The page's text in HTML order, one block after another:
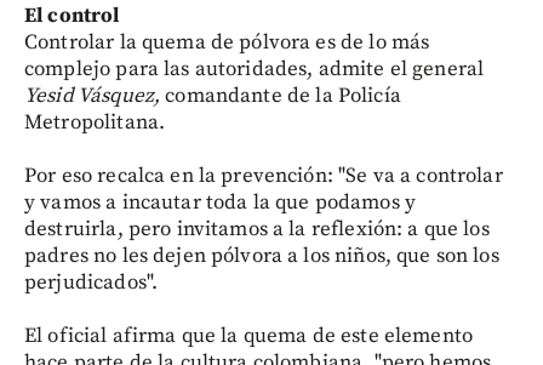
El control
Controlar la quema de pólvora es de lo más
complejo para las autoridades, admite el general
Yesid Vásquez,comandante de la Policía
Metropolitana.
Por eso recalca en la prevención: "Se va a controlar
y vamos a incautar toda la que podamos y
destruirla, pero invitamos a la reflexión: a que los
padres no les dejen pólvora a los niños, que son los
perjudicados".
El oficial afirma que la quema de este elemento